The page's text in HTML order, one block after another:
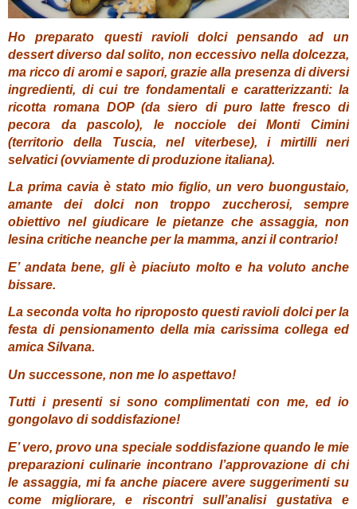
Ho preparato questi ravioli dolci pensando ad un
dessert diverso dal solito, non eccessivo nella dolcezza,
ma ricco di aromi e sapori, grazie alla presenza di diversi
ingredienti, di cui tre fondamentali e caratterizzanti: la
ricotta romana DOP (da siero di puro latte fresco di
pecora da pascolo), le nocciole dei Monti Cimini
(territorio della Tuscia, nel viterbese), i mirtilli neri
selvatici (ovviamente di produzione italiana).
La prima cavia è stato mio figlio, un vero buongustaio,
amante dei dolci non troppo zuccherosi, sempre
obiettivo nel giudicare le pietanze che assaggia, non
lesina critiche neanche per la mamma, anzi il contrario!
E’ andata bene, gli è piaciuto molto e ha voluto anche
bissare.
La seconda volta ho riproposto questi ravioli dolci per la
festa di pensionamento della mia carissima collega ed
amica Silvana.
Un successone, non me lo aspettavo!
Tutti i presenti si sono complimentati con me, ed io
gongolavo di soddisfazione!
E’ vero, provo una speciale soddisfazione quando le mie
preparazioni culinarie incontrano l’approvazione di chi
le assaggia, mi fa anche piacere avere suggerimenti su
come migliorare, e riscontri sull’analisi gustativa e